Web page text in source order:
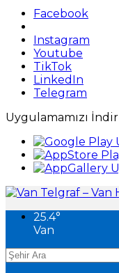
Facebook
Instagram
Youtube
TikTok
LinkedIn
Telegram
Uygulamamızı İndir
25.4°
Van